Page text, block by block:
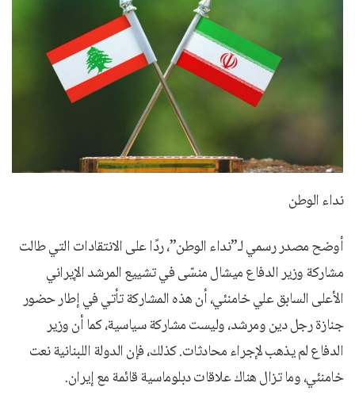
نداء الوطن
أوضح مصدر رسمي لـ”نداء الوطن”، ردًا على الانتقادات التي طالت
مشاركة وزير الدفاع ميشال منسّى في تشييع المرشد الإيراني
الأعلى السابق علي خامنئي، أن هذه المشاركة تأتي في إطار حضور
جنازة رجل دين ومرشد، وليست مشاركة سياسية، كما أن وزير
الدفاع لم يذهب لإجراء محادثات. كذلك، فإن الدولة اللبنانية نعت
خامنئي، وما تزال هناك علاقات دبلوماسية قائمة مع إيران.